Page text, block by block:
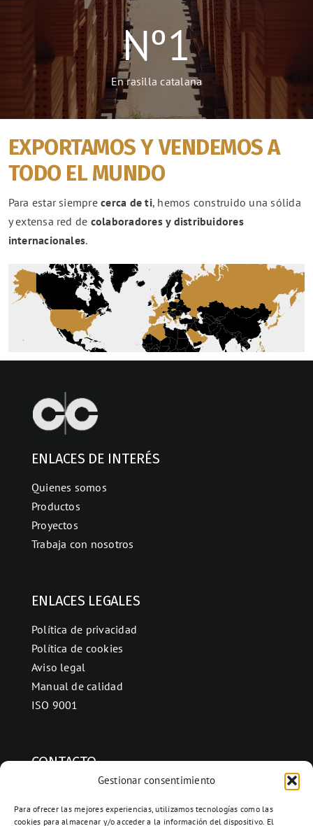
Gestionar consentimiento
Para ofrecer las mejores experiencias, utilizamos tecnologías como las
cookies para almacenar y/o acceder a la información del dispositivo. El
Nº1
En rasilla catalana
EXPORTAMOS Y VENDEMOS A
TODO EL MUNDO
Para estar siemprecerca de ti, hemos construido una sólida
y extensa red de colaboradores y distribuidores
internacionales.
ENLACES DE INTERÉS
Quienes somos
Productos
Proyectos
Trabaja con nosotros
ENLACES LEGALES
Política de privacidad
Política de cookies
Aviso legal
Manual de calidad
ISO 9001
CONTACTO
08280 Calaf, Barcelona